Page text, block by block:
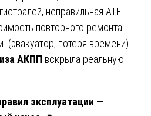
неправильная ATF.
повторного ремонта
потеря времени).
АКПП вскрыла реальную
эксплуатации —